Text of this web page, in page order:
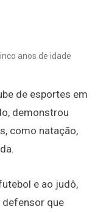
anos de idade
de esportes em
demonstrou
como natação,
e ao judô,
que